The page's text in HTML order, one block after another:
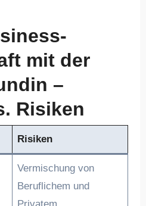
mit der
–
Risiken
Risiken
Vermischung von
Beruflichem und